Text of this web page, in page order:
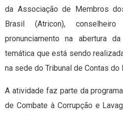
da Associação de Membros
Brasil (Atricon),
pronunciamento na abertura
temática que está sendo
na sede do Tribunal de Contas do
A atividade faz parte da
de Combate à Corrupção e